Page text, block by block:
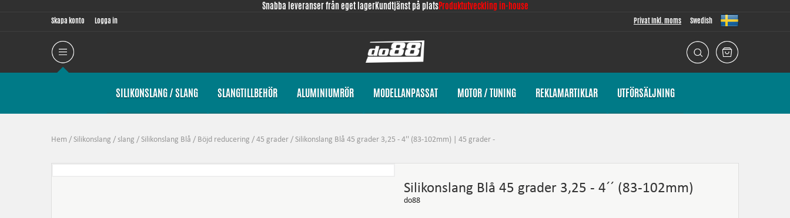
Snabba leveranser från eget lagerKundtjänst på platsProduktutveckling in-house
Skapa konto Logga in Privat Inkl. moms Swedish
SILIKONSLANG / SLANG SLANGTILLBEHÖR ALUMINIUMRÖR MODELLANPASSAT MOTOR / TUNING REKLAMARTIKLAR UTFÖRSÄLJNING
Hem / Silikonslang / slang / Silikonslang Blå / Böjd reducering / 45 grader / Silikonslang Blå 45 grader 3,25 - 4'' (83-102mm) | 45 grader -
Silikonslang Blå 45 grader 3,25 - 4´´ (83-102mm)
do88